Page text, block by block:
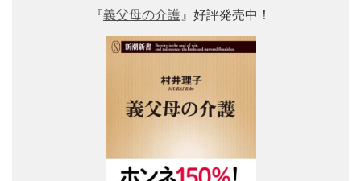
『義父母の介護 』好評発売中！